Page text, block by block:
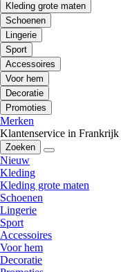
Kleding grote maten
Schoenen
Lingerie
Sport
Accessoires
Voor hem
Decoratie
Promoties
Merken
Klantenservice in Frankrijk
Zoeken
Nieuw
Kleding
Kleding grote maten
Schoenen
Lingerie
Sport
Accessoires
Voor hem
Decoratie